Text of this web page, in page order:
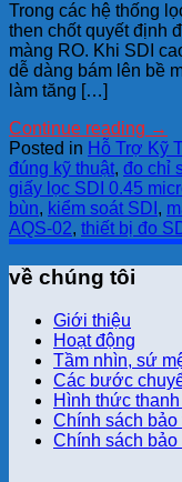
Trong các hệ thống
then chốt quyết định
màng RO. Khi SDI
dễ dàng bám lên bề
làm tăng […]
Continue reading →
Posted in Hỗ Trợ Kỹ
đúng kỹ thuật, đo chỉ
giấy lọc SDI 0.45
bùn, kiểm soát SDI ,
AQS-02, thiết bị đo
về chúng tôi
Giới thiệu
Hoạt động
Tầm nhìn, sứ
Các bước
Hình thức
Chính sách bảo
Chính sách bảo